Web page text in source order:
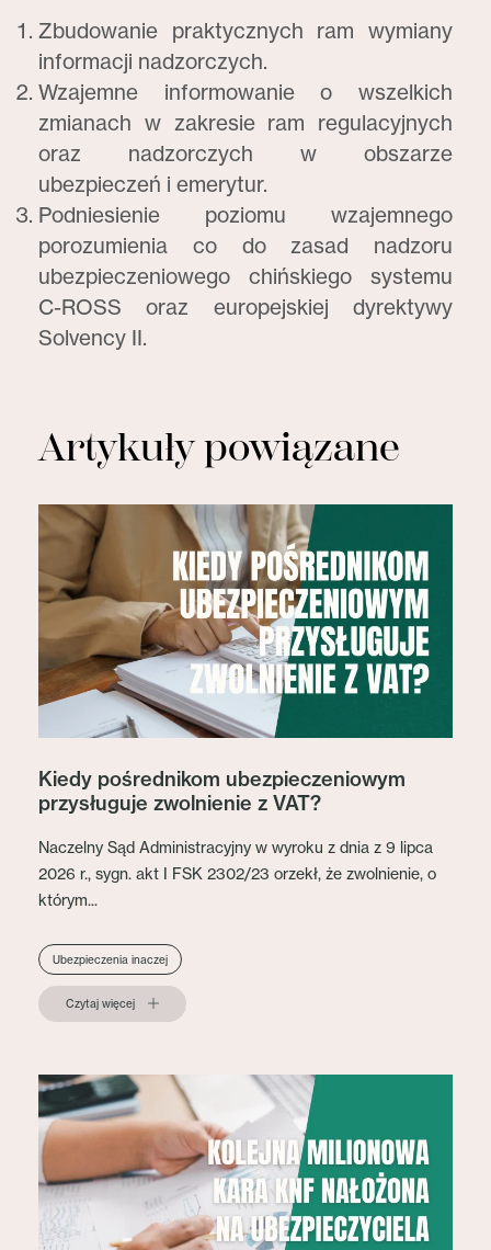
Zbudowanie praktycznych ram wymiany
informacji nadzorczych.
Wzajemne informowanie o wszelkich
zmianach w zakresie ram regulacyjnych
oraz nadzorczych w obszarze
ubezpieczeń i emerytur.
Podniesienie poziomu wzajemnego
porozumienia co do zasad nadzoru
ubezpieczeniowego chińskiego systemu
C-ROSS oraz europejskiej dyrektywy
Solvency II.
Artykuły powiązane
Kiedy pośrednikom ubezpieczeniowym
przysługuje zwolnienie z VAT?
Naczelny Sąd Administracyjny w wyroku z dnia z 9 lipca
2026 r., sygn. akt I FSK 2302/23 orzekł, że zwolnienie, o
którym...
Ubezpieczenia inaczej
Czytaj więcej